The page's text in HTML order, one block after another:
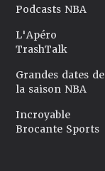
Podcasts NBA
L'Apéro
TrashTalk
Grandes dates de
la saison NBA
Incroyable
Brocante Sports